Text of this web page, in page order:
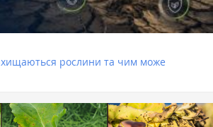
рослини та чим може